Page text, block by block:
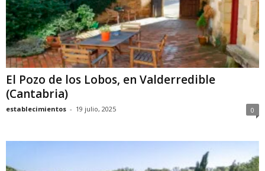
El Pozo de los Lobos, en Valderredible
(Cantabria)
establecimientos - 19 julio, 2025 0